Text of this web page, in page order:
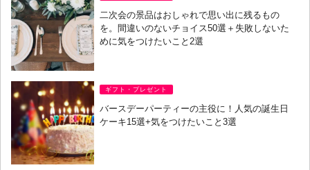
二次会の景品はおしゃれで思い出に残るもの
を。間違いのないチョイス50選＋失敗しないた
めに気をつけたいこと2選
ギフト・プレゼント
バースデーパーティーの主役に！人気の誕生日
ケーキ15選+気をつけたいこと3選